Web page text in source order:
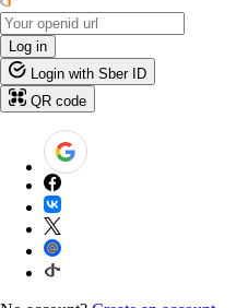
Log in
Login with Sber ID
QR code